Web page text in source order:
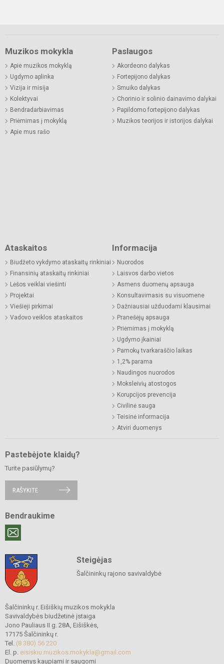
Muzikos mokykla
Apie muzikos mokyklą
Ugdymo aplinka
Vizija ir misija
Kolektyvai
Bendradarbiavimas
Priėmimas į mokyklą
Apie mus rašo
Paslaugos
Akordeono dalykas
Fortepijono dalykas
Smuiko dalykas
Chorinio ir solinio dainavimo dalykai
Papildomo fortepijono dalykas
Muzikos teorijos ir istorijos dalykai
Ataskaitos
Biudžeto vykdymo ataskaitų rinkiniai
Finansinių ataskaitų rinkiniai
Lėšos veiklai viešinti
Projektai
Viešieji pirkimai
Vadovo veiklos ataskaitos
Informacija
Nuorodos
Laisvos darbo vietos
Asmens duomenų apsauga
Konsultavimasis su visuomene
Dažniausiai užduodami klausimai
Pranešėjų apsauga
Priėmimas į mokyklą
Ugdymo įkainiai
Pamokų tvarkaraščio laikas
1,2% parama
Naudingos nuorodos
Moksleivių atostogos
Korupcijos prevencija
Civilinė sauga
Teisinė informacija
Atviri duomenys
Pastebėjote klaidų?
Turite pasiūlymų?
RAŠYKITE
Bendraukime
Steigėjas
Šalčininkų rajono savivaldybė
Šalčininkų r. Eišiškių muzikos mokykla
Savivaldybės biudžetinė įstaiga
Jono Pauliaus II g. 28A, Eišiškės,
17175 Šalčininkų r.
Tel. (8 380) 56 220
El. p. eisiskiu.muzikos.mokykla@gmail.com
Duomenys kaupiami ir saugomi